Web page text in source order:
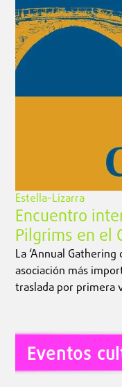
Estella-Lizarra
Encuentro
Pilgrims en el
La ‘Annual
asociación más
traslada por primera
Eventos